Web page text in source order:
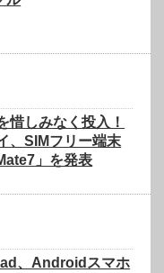
惜しみなく投入！
、SIMフリー端末
」を発表
、Androidスマホ